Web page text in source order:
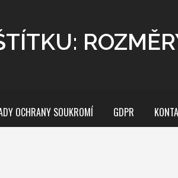
OCHRANY SOUKROMÍ GDPR